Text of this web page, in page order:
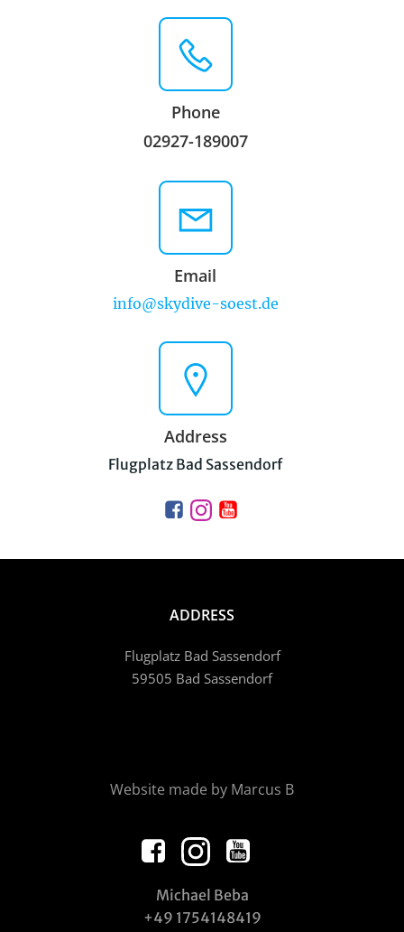
Phone
02927-189007
Email
info@skydive-soest.de
Address
Flugplatz Bad Sassendorf
ADDRESS
Flugplatz Bad Sassendorf
59505 Bad Sassendorf
Website made by Marcus B
Michael Beba
+49 1754148419